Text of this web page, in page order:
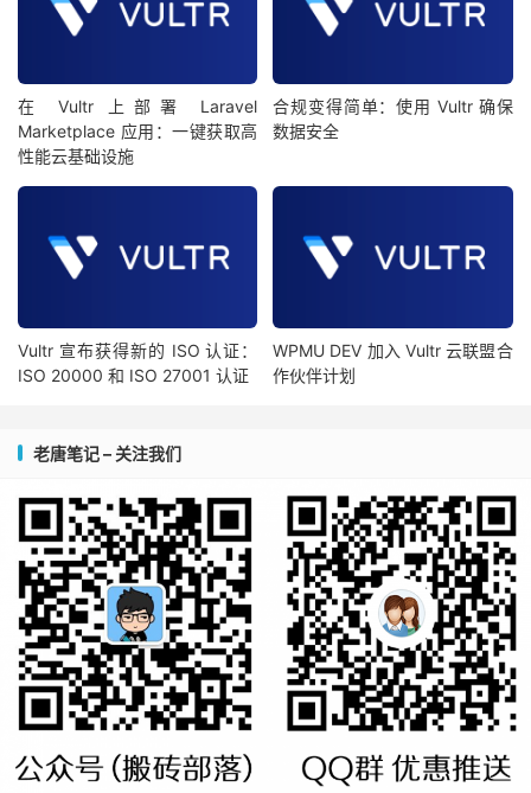
在 Vultr 上部署 Laravel
Marketplace 应用：一键获取高
性能云基础设施
合规变得简单：使用 Vultr 确保
数据安全
Vultr 宣布获得新的 ISO 认证：
ISO 20000 和 ISO 27001 认证
WPMU DEV 加入 Vultr 云联盟合
作伙伴计划
老唐笔记 – 关注我们